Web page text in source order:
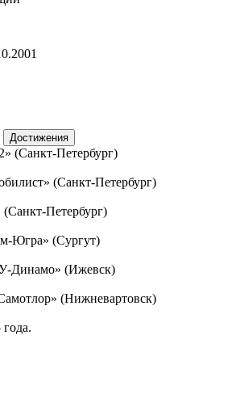
Достижения
(Санкт-Петербург)
(Санкт-Петербург)
(Санкт-Петербург)
Югра» (Сургут)
Динамо» (Ижевск)
(Нижневартовск)